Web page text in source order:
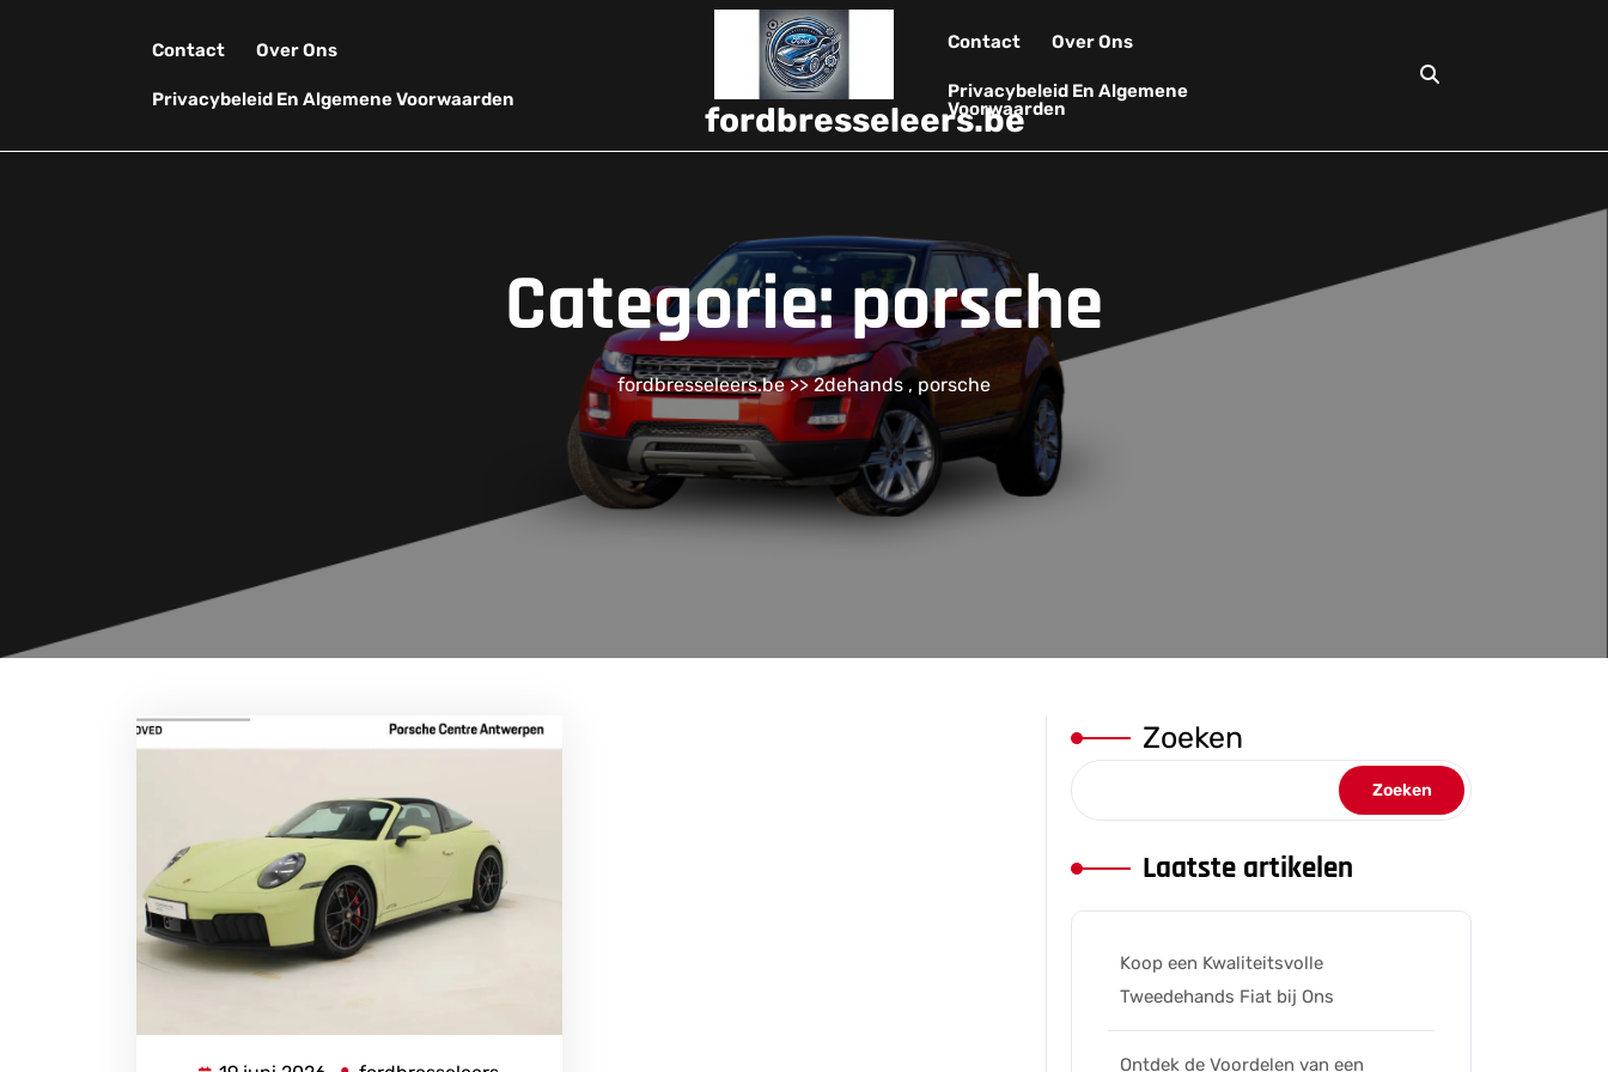
Contact Over Ons
Privacybeleid En Algemene Voorwaarden
fordbresseleers.be
Contact Over Ons
Privacybeleid En Algemene
Voorwaarden
Categorie:porsche
fordbresseleers.be>>2dehands , porsche
Zoeken
Zoeken
Laatste artikelen
Koop een Kwaliteitsvolle
Tweedehands Fiat bij Ons
Ontdek de Voordelen van een